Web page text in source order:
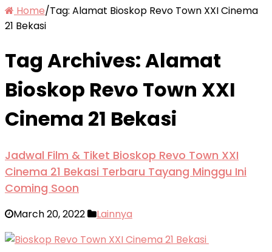
Home/Tag: Alamat Bioskop Revo Town XXI Cinema
21 Bekasi
Tag Archives:Alamat
Bioskop Revo Town XXI
Cinema 21 Bekasi
Jadwal Film & Tiket Bioskop Revo Town XXI
Cinema 21 Bekasi Terbaru Tayang Minggu Ini
Coming Soon
March 20, 2022 Lainnya